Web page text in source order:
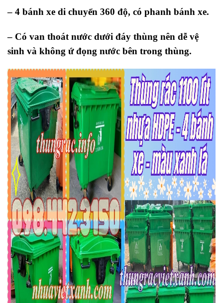
– 4 bánh xe di chuyển 360 độ, có phanh bánh xe.
– Có van thoát nước dưới đáy thùng nên dễ vệ
sinh và không ứ đọng nước bên trong thùng.